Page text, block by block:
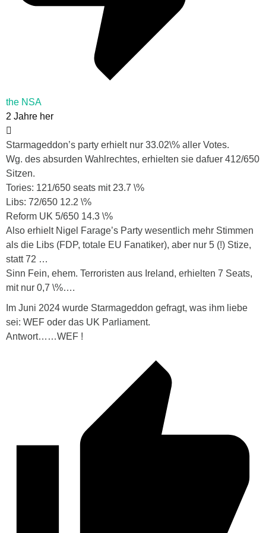
the NSA
2 Jahre her
Starmageddon’s party erhielt nur 33.02\% aller Votes.
Wg. des absurden Wahlrechtes, erhielten sie dafuer 412/650
Sitzen.
Tories: 121/650 seats mit 23.7 \%
Libs: 72/650 12.2 \%
Reform UK 5/650 14.3 \%
Also erhielt Nigel Farage’s Party wesentlich mehr Stimmen
als die Libs (FDP, totale EU Fanatiker), aber nur 5 (!) Stize,
statt 72 …
Sinn Fein, ehem. Terroristen aus Ireland, erhielten 7 Seats,
mit nur 0,7 \%….
Im Juni 2024 wurde Starmageddon gefragt, was ihm liebe
sei: WEF oder das UK Parliament.
Antwort……WEF !